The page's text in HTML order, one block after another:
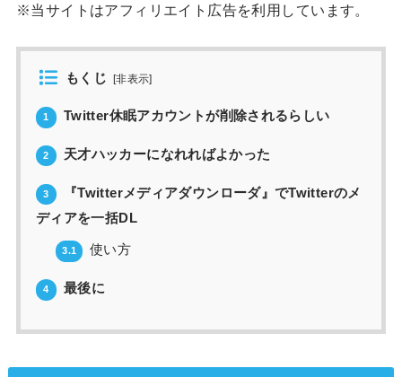
※当サイトはアフィリエイト広告を利用しています。
もくじ [非表示]
1 Twitter休眠アカウントが削除されるらしい
2 天才ハッカーになれればよかった
3
『Twitterメディアダウンローダ』でTwitterのメ
ディアを一括DL
3.1 使い方
4 最後に